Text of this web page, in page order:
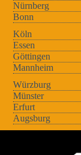
Nürnberg
Bonn
Köln
Essen
Göttingen
Mannheim
Würzburg
Münster
Erfurt
Augsburg